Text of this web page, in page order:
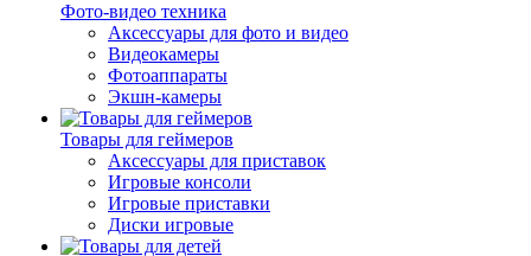
Фото-видео техника
Аксессуары для фото и видео
Видеокамеры
Фотоаппараты
Экшн-камеры
Товары для геймеров
Аксессуары для приставок
Игровые консоли
Игровые приставки
Диски игровые